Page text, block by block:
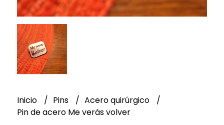
Inicio Pins
Acero quirúrgico
Pin de acero Me verás volver